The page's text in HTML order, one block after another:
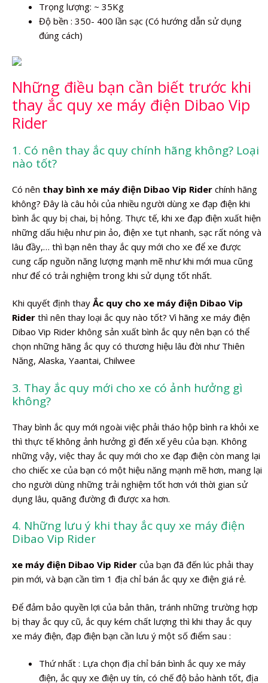
Trọng lượng: ~ 35Kg
Độ bền : 350- 400 lần sạc (Có hướng dẫn sử dụng
đúng cách)
Những điều bạn cần biết trước khi
thay ắc quy xe máy điện Dibao Vip
Rider
1. Có nên thay ắc quy chính hãng không? Loại
nào tốt?
Có nên thay bình xe máy điện Dibao Vip Rider chính hãng
không? Đây là câu hỏi của nhiều người dùng xe đạp điện khi
bình ắc quy bị chai, bị hỏng. Thực tế, khi xe đạp điện xuất hiện
những dấu hiệu như pin ảo, điện xe tụt nhanh, sạc rất nóng và
lâu đầy,… thì bạn nên thay ắc quy mới cho xe để xe được
cung cấp nguồn năng lượng mạnh mẽ như khi mới mua cũng
như để có trải nghiệm trong khi sử dụng tốt nhất.
Khi quyết định thay Ắc quy cho xe máy điện Dibao Vip
Rider thì nên thay loại ắc quy nào tốt? Vì hãng xe máy điện
Dibao Vip Rider không sản xuất bình ắc quy nên bạn có thể
chọn những hãng ắc quy có thương hiệu lâu đời như Thiên
Năng, Alaska, Yaantai, Chilwee
3. Thay ắc quy mới cho xe có ảnh hưởng gì
không?
Thay bình ắc quy mới ngoài việc phải tháo hộp bình ra khỏi xe
thì thực tế không ảnh hưởng gì đến xế yêu của bạn. Không
những vậy, việc thay ắc quy mới cho xe đạp điện còn mang lại
cho chiếc xe của bạn có một hiệu năng mạnh mẽ hơn, mang lại
cho người dùng những trải nghiệm tốt hơn với thời gian sử
dụng lâu, quãng đường đi được xa hơn.
4. Những lưu ý khi thay ắc quy xe máy điện
Dibao Vip Rider
xe máy điện Dibao Vip Rider của bạn đã đến lúc phải thay
pin mới, và bạn cần tìm 1 địa chỉ bán ắc quy xe điện giá rẻ.
Để đảm bảo quyền lợi của bản thân, tránh những trường hợp
bị thay ắc quy cũ, ắc quy kém chất lượng thì khi thay ắc quy
xe máy điện, đạp điện bạn cần lưu ý một số điểm sau :
Thứ nhất : Lựa chọn địa chỉ bán bình ắc quy xe máy
điện, ắc quy xe điện uy tín, có chế độ bảo hành tốt, địa